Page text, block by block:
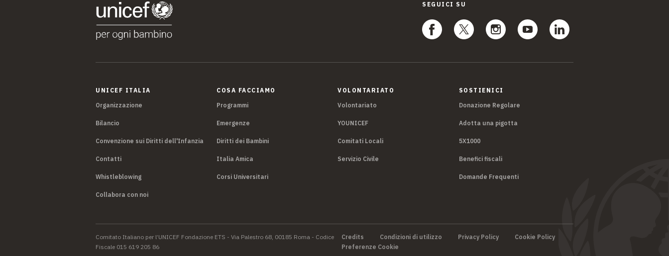
SEGUICI SU
UNICEF ITALIA
Organizzazione
Bilancio
Convenzione sui Diritti dell'Infanzia
Contatti
Whistleblowing
Collabora con noi
COSA FACCIAMO
Programmi
Emergenze
Diritti dei Bambini
Italia Amica
Corsi Universitari
VOLONTARIATO
Volontariato
YOUNICEF
Comitati Locali
Servizio Civile
SOSTIENICI
Donazione Regolare
Adotta una pigotta
5X1000
Benefici fiscali
Domande Frequenti
Credits Condizioni di utilizzo Privacy Policy
Cookie Policy
Preferenze Cookie
Comitato Italiano per l’UNICEF Fondazione ETS - Via Palestro 68, 00185 Roma - Codice
Fiscale 015 619 205 86